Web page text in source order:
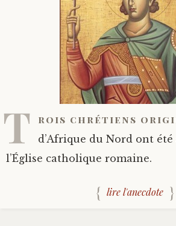
T rois chrétiens
d’Afrique du Nord ont été
l’Église catholique romaine.
lire l'anecdote